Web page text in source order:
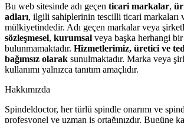
Bu web sitesinde adı geçen ticari markalar,
adları, ilgili sahiplerinin tescilli ticari markaları
mülkiyetindedir. Adı geçen markalar veya
sözleşmesel, kurumsal veya başka herhangi
bulunmamaktadır. Hizmetlerimiz, üretici ve
bağımsız olarak sunulmaktadır. Marka veya
kullanımı yalnızca tanıtım amaçlıdır.
Hakkımızda
Spindeldoctor, her türlü spindle onarımı ve
profesyonel ve uzman iş ortağınızdır. Bugüne